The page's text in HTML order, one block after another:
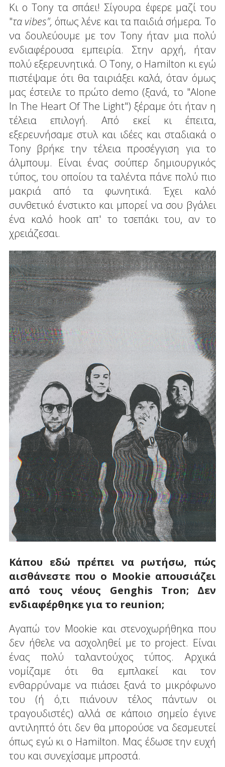
Κι ο Tony τα σπάει! Σίγουρα έφερε μαζί του
"τα vibes", όπως λένε και τα παιδιά σήμερα.Το
να δουλεύουμε με τον Tony ήταν μια πολύ
ενδιαφέρουσα εμπειρία. Στην αρχή, ήταν
πολύ εξερευνητικά. Ο Tony, ο Hamilton κι εγώ
πιστέψαμε ότι θα ταιριάξει καλά, όταν όμως
μας έστειλε το πρώτο demo (ξανά, το "Alone
In The Heart Of The Light") ξέραμε ότι ήταν η
τέλεια επιλογή. Από εκεί κι έπειτα,
εξερευνήσαμε στυλ και ιδέες και σταδιακά ο
Tony βρήκε την τέλεια προσέγγιση για το
άλμπουμ. Είναι ένας σούπερ δημιουργικός
τύπος, του οποίου τα ταλέντα πάνε πολύ πιο
μακριά από τα φωνητικά. Έχει καλό
συνθετικό ένστικτο και μπορεί να σου βγάλει
ένα καλό hook απ' το τσεπάκι του, αν το
χρειάζεσαι.
Κάπου εδώ πρέπει να ρωτήσω, πώς
αισθάνεστε που ο Mookie απουσιάζει
από τους νέους Genghis Tron; Δεν
ενδιαφέρθηκε για το reunion;
Αγαπώ τον Mookie και στενοχωρήθηκα που
δεν ήθελε να ασχοληθεί με το project. Είναι
ένας πολύ ταλαντούχος τύπος. Αρχικά
νομίζαμε ότι θα εμπλακεί και τον
ενθαρρύναμε να πιάσει ξανά το μικρόφωνο
του (ή ό,τι πιάνουν τέλος πάντων οι
τραγουδιστές) αλλά σε κάποιο σημείο έγινε
αντιληπτό ότι δεν θα μπορούσε να δεσμευτεί
όπως εγώ κι ο Hamilton. Μας έδωσε την ευχή
του και συνεχίσαμε μπροστά.